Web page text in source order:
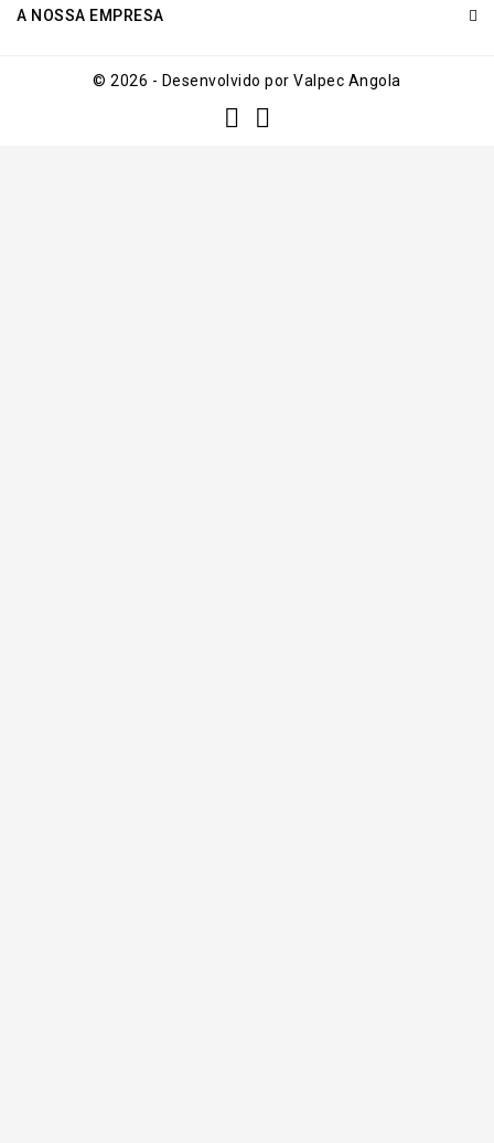
A NOSSA EMPRESA
© 2026 - Desenvolvido por Valpec Angola